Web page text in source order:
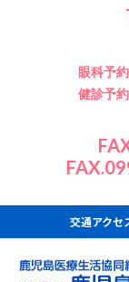
眼科予約
健診予約
交通アクセ